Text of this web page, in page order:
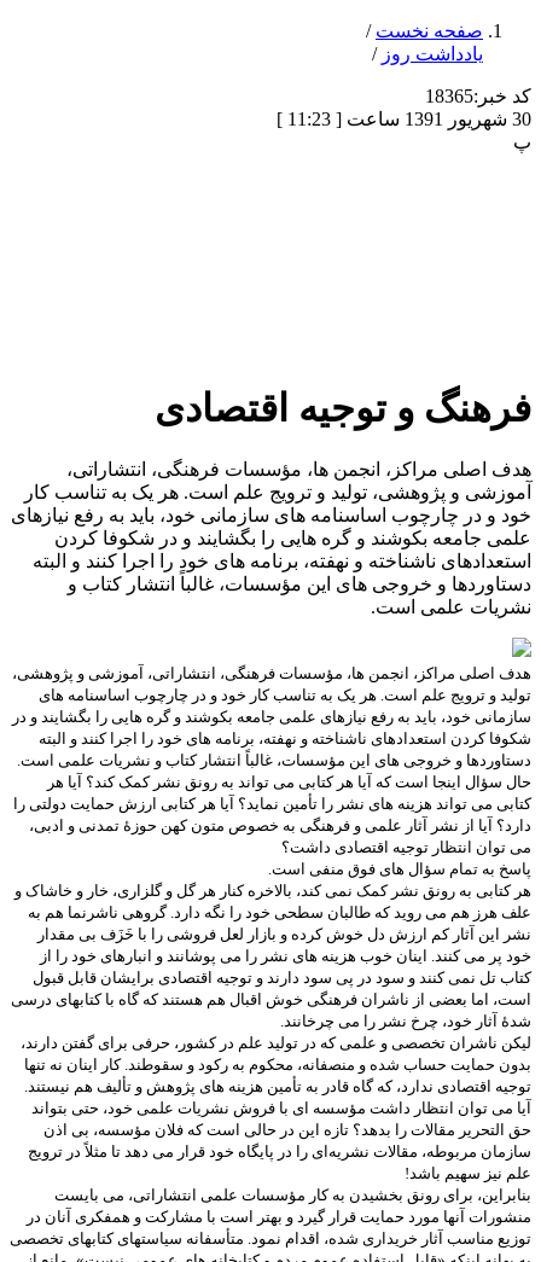
صفحه نخست /
یادداشت روز /
کد خبر:18365
30 شهریور 1391 ساعت [ 11:23 ]
پ
فرهنگ و توجیه اقتصادی
هدف اصلی مراکز، انجمن ها، مؤسسات فرهنگی، انتشاراتی،
آموزشی و پژوهشی، تولید و ترویج علم است. هر یک به تناسب کار
خود و در چارچوب اساسنامه های سازمانی خود، باید به رفع نیازهای
علمی جامعه بکوشند و گره هایی را بگشایند و در شکوفا کردن
استعدادهای ناشناخته و نهفته، برنامه های خود را اجرا کنند و البته
دستاوردها و خروجی های این مؤسسات، غالباً انتشار کتاب و
نشریات علمی است.
هدف اصلی مراکز، انجمن ها، مؤسسات فرهنگی، انتشاراتی، آموزشی و پژوهشی،
تولید و ترویج علم است. هر یک به تناسب کار خود و در چارچوب اساسنامه های
سازمانی خود، باید به رفع نیازهای علمی جامعه بکوشند و گره هایی را بگشایند و در
شکوفا کردن استعدادهای ناشناخته و نهفته، برنامه های خود را اجرا کنند و البته
دستاوردها و خروجی های این مؤسسات، غالباً انتشار کتاب و نشریات علمی است.
حال سؤال اینجا است که آیا هر کتابی می تواند به رونق نشر کمک کند؟ آیا هر
کتابی می تواند هزینه های نشر را تأمین نماید؟ آیا هر کتابی ارزش حمایت دولتی را
دارد؟ آیا از نشر آثار علمی و فرهنگی به خصوص متون کهن حوزۀ تمدنی و ادبی،
می توان انتظار توجیه اقتصادی داشت؟
پاسخ به تمام سؤال های فوق منفی است.
هر کتابی به رونق نشر کمک نمی کند، بالاخره کنار هر گل و گلزاری، خار و خاشاک و
علف هرز هم می روید که طالبان سطحی خود را نگه دارد. گروهی ناشرنما هم به
نشر این آثار کم ارزش دل خوش کرده و بازار لعل فروشی را با خَزَف بی مقدار
خود پر می کنند. اینان خوب هزینه های نشر را می پوشانند و انبارهای خود را از
کتاب تل نمی کنند و سود در پی سود دارند و توجیه اقتصادی برایشان قابل قبول
است، اما بعضی از ناشران فرهنگی خوش اقبال هم هستند که گاه با کتابهای درسی
شدۀ آثار خود، چرخ نشر را می چرخانند.
لیکن ناشران تخصصی و علمی که در تولید علم در کشور، حرفی برای گفتن دارند،
بدون حمایت حساب شده و منصفانه، محکوم به رکود و سقوطند. کار اینان نه تنها
توجیه اقتصادی ندارد، که گاه قادر به تأمین هزینه های پژوهش و تألیف هم نیستند.
آیا می توان انتظار داشت مؤسسه ای با فروش نشریات علمی خود، حتی بتواند
حق التحریر مقالات را بدهد؟ تازه این در حالی است که فلان مؤسسه، بی اذن
سازمان مربوطه، مقالات نشریه‌ای را در پایگاه خود قرار می دهد تا مثلاً در ترویج
علم نیز سهیم باشد!
بنابراین، برای رونق بخشیدن به کار مؤسسات علمی انتشاراتی، می بایست
منشورات آنها مورد حمایت قرار گیرد و بهتر است با مشارکت و همفکری آنان در
توزیع مناسب آثار خریداری شده، اقدام نمود. متأسفانه سیاستهای کتابهای تخصصی